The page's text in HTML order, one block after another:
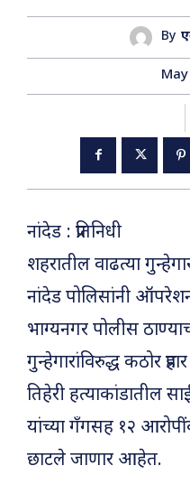
By
नांदेड : प्रतिनिधी
शहरातील वाढत्या
नांदेड पोलिसांनी
भाग्यनगर पोलीस
गुन्हेगारांविरुद्ध कठोर
तिहेरी हत्याकांडातील
यांच्या गँगसह १२
छाटले जाणार आहेत.